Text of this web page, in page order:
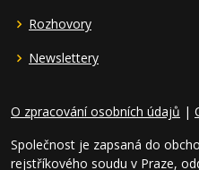
Rozhovory
Newslettery
O zpracování osobních údajů |
Společnost je zapsaná do
rejstříkového soudu v Praze,